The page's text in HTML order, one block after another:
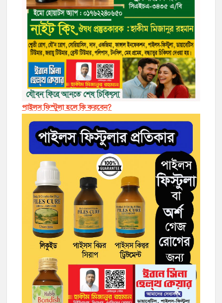
পাইলস ফিস্টুলা হলে কি করবেন?